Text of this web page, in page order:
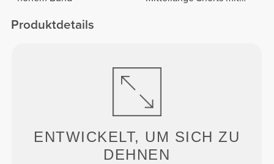
Produktdetails
ENTWICKELT, UM SICH ZU
DEHNEN